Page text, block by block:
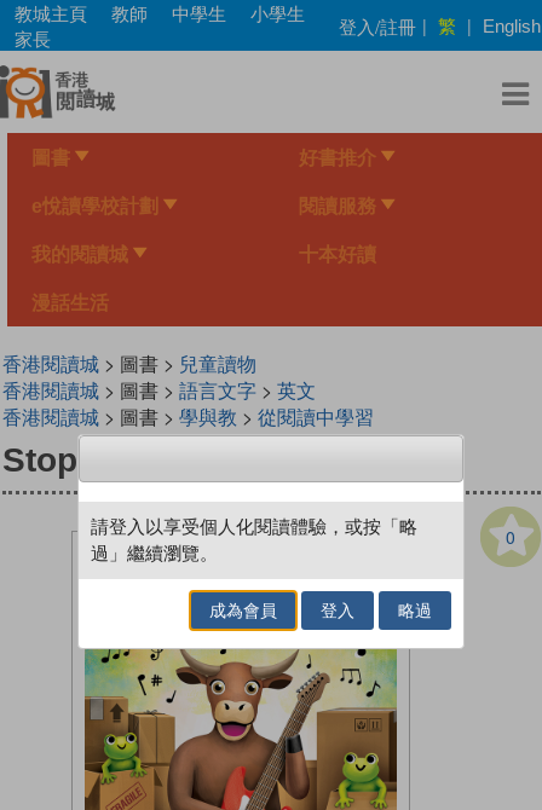
Skip
main
content
教城主頁 教師 中學生
小學生
家長
登入/註冊 | 繁 | English
圖書 好書推介
e悅讀學校計劃 閱讀服務
我的閱讀城 十本好讀
漫話生活
香港閱讀城> 圖書 > 兒童讀物
香港閱讀城> 圖書 > 語言文字> 英文
香港閱讀城> 圖書 > 學與教 > 從閱讀中學習
Stop That Ox!
0
請登入以享受個人化閱讀體驗，或按「略
過」繼續瀏覽。
成為會員 登入 略過